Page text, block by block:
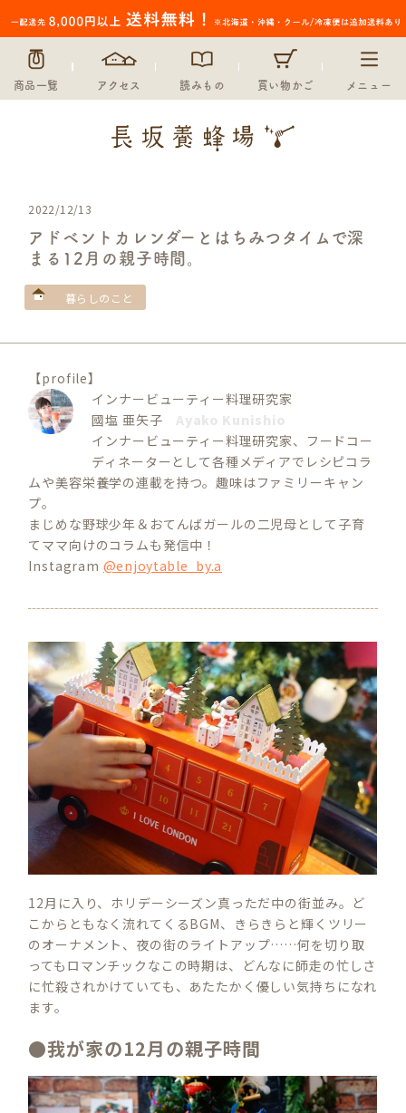
商品一覧 アクセス 読みもの 買い物かご メニュー
2022/12/13
アドベントカレンダーとはちみつタイムで深
まる12月の親子時間。
暮らしのこと
【profile】
インナービューティー料理研究家
國塩 亜矢子
インナービューティー料理研究家、フードコー
ディネーターとして各種メディアでレシピコラ
ムや美容栄養学の連載を持つ。趣味はファミリーキャン
プ。
まじめな野球少年＆おてんばガールの二児母として子育
てママ向けのコラムも発信中！
Instagram @enjoytable_by.a
12月に入り、ホリデーシーズン真っただ中の街並み。ど
こからともなく流れてくるBGM、きらきらと輝くツリー
のオーナメント、夜の街のライトアップ……何を切り取
ってもロマンチックなこの時期は、どんなに師走の忙しさ
に忙殺されかけていても、あたたかく優しい気持ちになれ
ます。
●我が家の12月の親子時間